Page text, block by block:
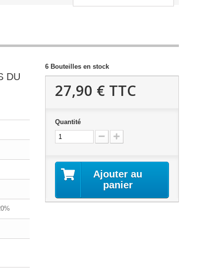
DU
6 Bouteilles en stock
27,90 € TTC
Quantité
Ajouter au
panier